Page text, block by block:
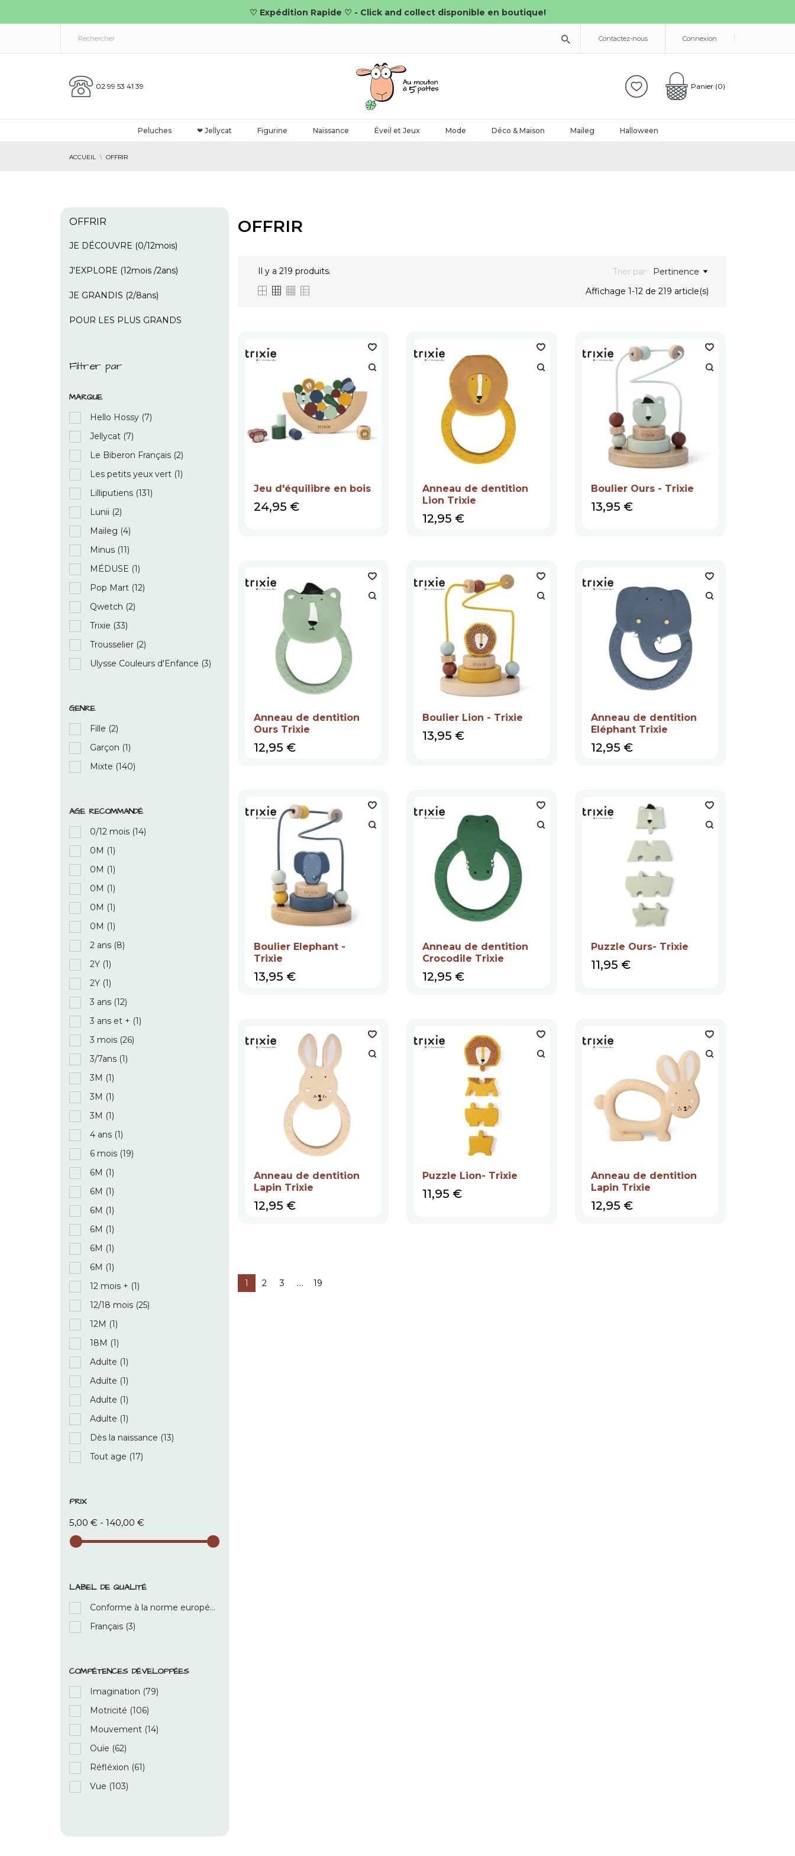
♡ Expédition Rapide ♡ - Click and collect disponible en boutique!
Contactez-nous Connexion
02 99 53 41 39 Panier (0)
Peluches ❤ Jellycat Figurine Naissance Éveil et Jeux Mode Déco & Maison Maileg Halloween
ACCUEIL OFFRIR
OFFRIR
JE DÉCOUVRE (0/12mois)
J'EXPLORE (12mois /2ans)
JE GRANDIS (2/8ans)
POUR LES PLUS GRANDS
Filtrer par
MARQUE
Hello Hossy (7)
Jellycat (7)
Le Biberon Français (2)
Les petits yeux vert (1)
Lilliputiens (131)
Lunii (2)
Maileg (4)
Minus (11)
MÉDUSE (1)
Pop Mart (12)
Qwetch (2)
Trixie (33)
Trousselier (2)
Ulysse Couleurs d'Enfance (3)
GENRE
Fille (2)
Garçon (1)
Mixte (140)
AGE RECOMMANDÉ
0/12 mois (14)
0M (1)
0M (1)
0M (1)
0M (1)
0M (1)
2 ans (8)
2Y (1)
2Y (1)
3 ans (12)
3 ans et + (1)
3 mois (26)
3/7ans (1)
3M (1)
3M (1)
3M (1)
4 ans (1)
6 mois (19)
6M (1)
6M (1)
6M (1)
6M (1)
6M (1)
6M (1)
12 mois + (1)
12/18 mois (25)
12M (1)
18M (1)
Adulte (1)
Adulte (1)
Adulte (1)
Adulte (1)
Dès la naissance (13)
Tout age (17)
PRIX
5,00 € - 140,00 €
LABEL DE QUALITÉ
Conforme à la norme européenne de sécurité des jouets: EN71 parties 1, 2 et 3 pour tous les âges
Français (3)
COMPÉTENCES DÉVELOPPÉES
Imagination (79)
Motricité (106)
Mouvement (14)
Ouïe (62)
Réfléxion (61)
Vue (103)
OFFRIR
Il y a 219 produits. Trier par : Pertinence
Affichage 1-12 de 219 article(s)
Jeu d'équilibre en bois
Prix
24,95 €
Anneau de dentition
Lion Trixie
Prix
12,95 €
Boulier Ours - Trixie
Prix
13,95 €
Anneau de dentition
Ours Trixie
Prix
12,95 €
Boulier Lion - Trixie
Prix
13,95 €
Anneau de dentition
Eléphant Trixie
Prix
12,95 €
Boulier Elephant -
Trixie
Prix
13,95 €
Anneau de dentition
Crocodile Trixie
Prix
12,95 €
Puzzle Ours- Trixie
Prix
11,95 €
Anneau de dentition
Lapin Trixie
Prix
12,95 €
Puzzle Lion- Trixie
Prix
11,95 €
Anneau de dentition
Lapin Trixie
Prix
12,95 €
1 2 3 … 19